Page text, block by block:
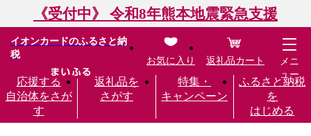
《受付中》 令和8年熊本地震緊急支援
イオンカードのふるさと納
税
応援する
自治体をさが
す
返礼品を
さがす
特集・
キャンペーン
ふるさと納税
を
はじめる
お気に入り 返礼品カート
メニ
ュー